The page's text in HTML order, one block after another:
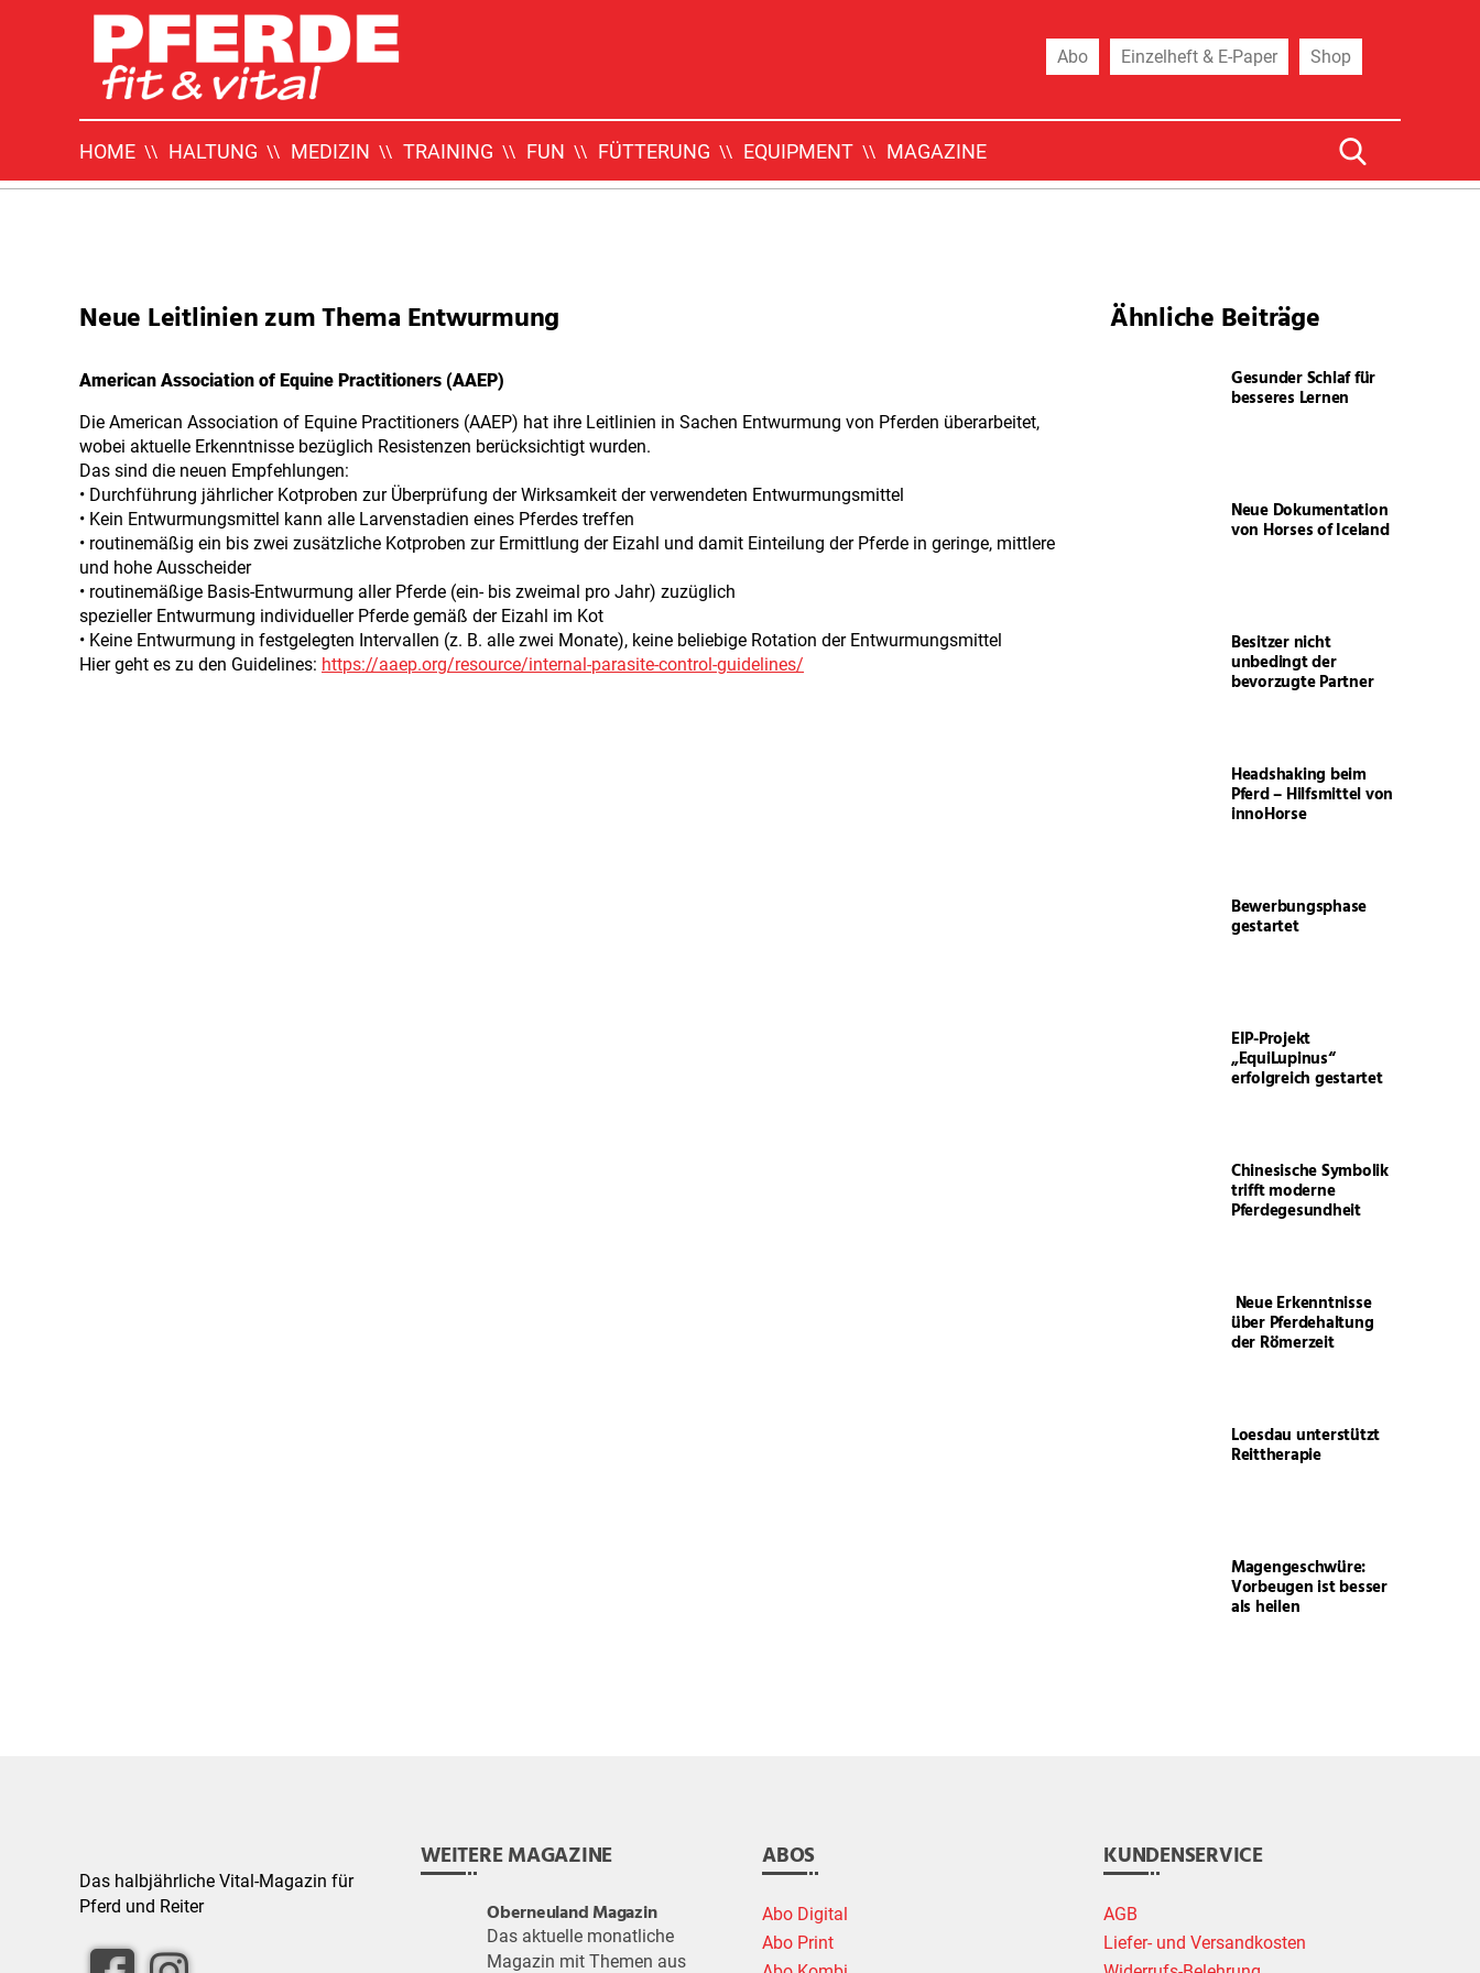
Pferde
Fit
Vital
HOME HALTUNG MEDIZIN TRAINING FUN FÜTTERUNG EQUIPMENT MAGAZINE
Abo Einzelheft & E-Paper Shop
Pferde Fit & Vital Neuigkeiten
Neue Leitlinien zum Thema Entwurmung
American Association of Equine Practitioners (AAEP)
Die American Association of Equine Practitioners (AAEP) hat ihre Leitlinien in Sachen Entwurmung von Pferden überarbeitet,
wobei aktuelle Erkenntnisse bezüglich Resistenzen berücksichtigt wurden.
Das sind die neuen Empfehlungen:
• Durchführung jährlicher Kotproben zur Überprüfung der Wirksamkeit der verwendeten Entwurmungsmittel
• Kein Entwurmungsmittel kann alle Larvenstadien eines Pferdes treffen
• routinemäßig ein bis zwei zusätzliche Kotproben zur Ermittlung der Eizahl und damit Einteilung der Pferde in geringe, mittlere
und hohe Ausscheider
• routinemäßige Basis-Entwurmung aller Pferde (ein- bis zweimal pro Jahr) zuzüglich
spezieller Entwurmung individueller Pferde gemäß der Eizahl im Kot
• Keine Entwurmung in festgelegten Intervallen (z. B. alle zwei Monate), keine beliebige Rotation der Entwurmungsmittel
Hier geht es zu den Guidelines: https://aaep.org/resource/internal-parasite-control-guidelines/
Ähnliche Beiträge
Gesunder Schlaf für
besseres Lernen
Neue Dokumentation
von Horses of Iceland
Besitzer nicht
unbedingt der
bevorzugte Partner
Headshaking beim
Pferd – Hilfsmittel von
innoHorse
Bewerbungsphase
gestartet
EIP-Projekt
„EquiLupinus“
erfolgreich gestartet
Chinesische Symbolik
trifft moderne
Pferdegesundheit
Neue Erkenntnisse
über Pferdehaltung
der Römerzeit
Loesdau unterstützt
Reittherapie
Magengeschwüre:
Vorbeugen ist besser
als heilen
Das halbjährliche Vital-Magazin für
Pferd und Reiter
WEITERE MAGAZINE
Oberneuland Magazin
Das aktuelle monatliche
Magazin mit Themen aus
ABOS
Abo Digital
Abo Print
KUNDENSERVICE
AGB
Liefer- und Versandkosten